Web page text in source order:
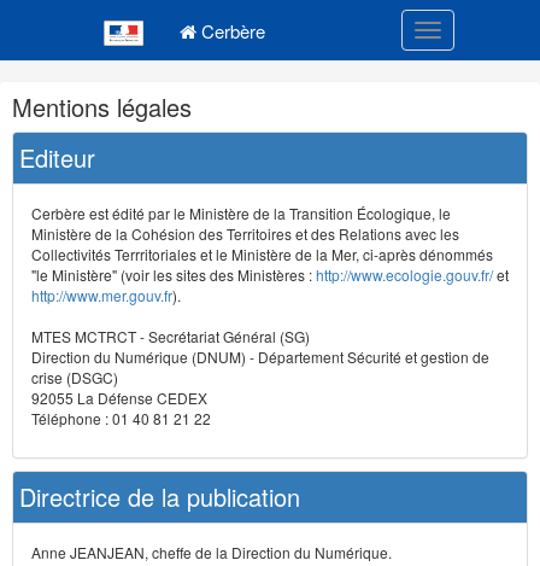
Cerbère Toggle
Navigation
et
outils
annexes
Mentions légales
Editeur
Cerbère est édité par le Ministère de la Transition Écologique, le
Ministère de la Cohésion des Territoires et des Relations avec les
Collectivités Terrritoriales et le Ministère de la Mer, ci-après dénommés
"le Ministère" (voir les sites des Ministères :http://www.ecologie.gouv.fr/et
http://www.mer.gouv.fr).
MTES MCTRCT - Secrétariat Général (SG)
Direction du Numérique (DNUM) - Département Sécurité et gestion de
crise (DSGC)
92055 La Défense CEDEX
Téléphone : 01 40 81 21 22
Directrice de la publication
Anne JEANJEAN, cheffe de la Direction du Numérique.